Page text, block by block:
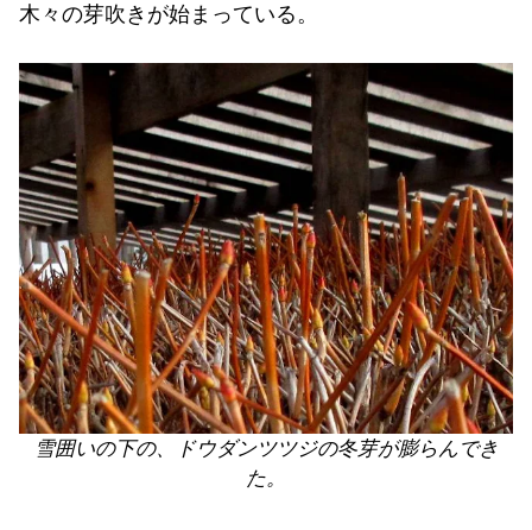
木々の芽吹きが始まっている。
雪囲いの下の、ドウダンツツジの冬芽が膨らんでき
た。